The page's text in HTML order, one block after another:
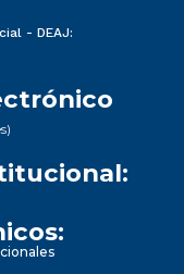
- DEAJ: